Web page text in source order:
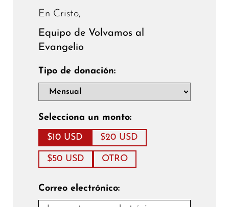
En Cristo,
Equipo de Volvamos al
Evangelio
Tipo de donación:
Selecciona un monto:
$10 USD $20 USD
$50 USD OTRO
Correo electrónico: